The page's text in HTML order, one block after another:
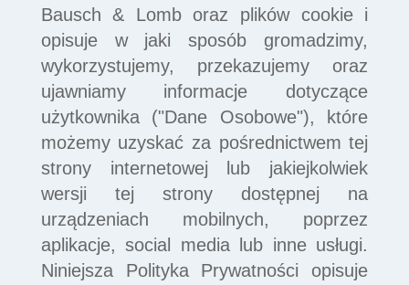
Bausch & Lomb oraz plików cookie i
opisuje w jaki sposób gromadzimy,
wykorzystujemy, przekazujemy oraz
ujawniamy informacje dotyczące
użytkownika ("Dane Osobowe"), które
możemy uzyskać za pośrednictwem tej
strony internetowej lub jakiejkolwiek
wersji tej strony dostępnej na
urządzeniach mobilnych, poprzez
aplikacje, social media lub inne usługi.
Niniejsza Polityka Prywatności opisuje